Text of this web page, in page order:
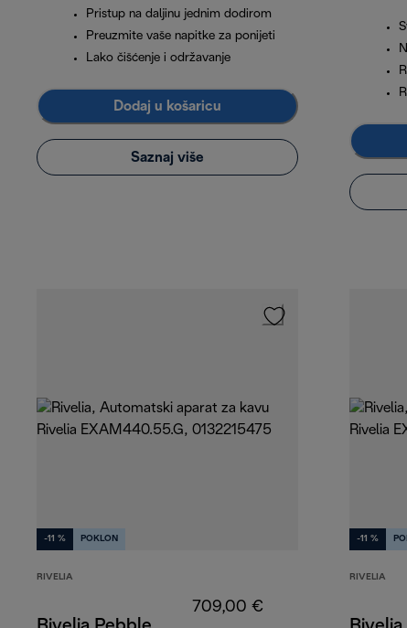
Pristup na daljinu jednim dodirom
Preuzmite vaše napitke za ponijeti
Lako čišćenje i održavanje
Dodaj u košaricu
Saznaj više
-11 % POKLON
RIVELIA
709,00 €
-11 %
RIVELIA